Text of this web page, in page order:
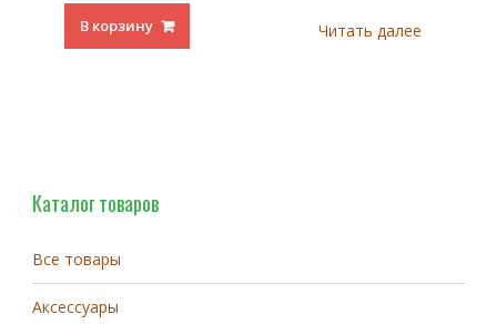
составляла
€2.50.
В корзину Читать далее
Каталог товаров
Все товары
Аксессуары